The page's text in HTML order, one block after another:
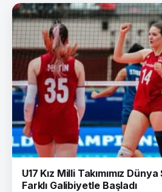
U17 Kız Milli Takımımız
Farklı Galibiyetle Başladı